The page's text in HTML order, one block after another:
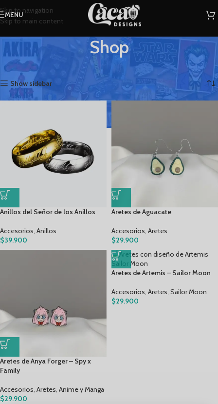
Skip to navigation
Skip to main content
MENU
Shop
Inicio Shop Mostrando 1–12 de 258 resultados
Show sidebar
Anillos del Señor de los Anillos
Accesorios, Anillos
$39.900
Aretes de Aguacate
Accesorios, Aretes
$29.900
Aretes de Anya Forger – Spy x
Family
Accesorios, Aretes, Anime y Manga
$29.900
Aretes de Artemis – Sailor Moon
Accesorios, Aretes, Sailor Moon
$29.900